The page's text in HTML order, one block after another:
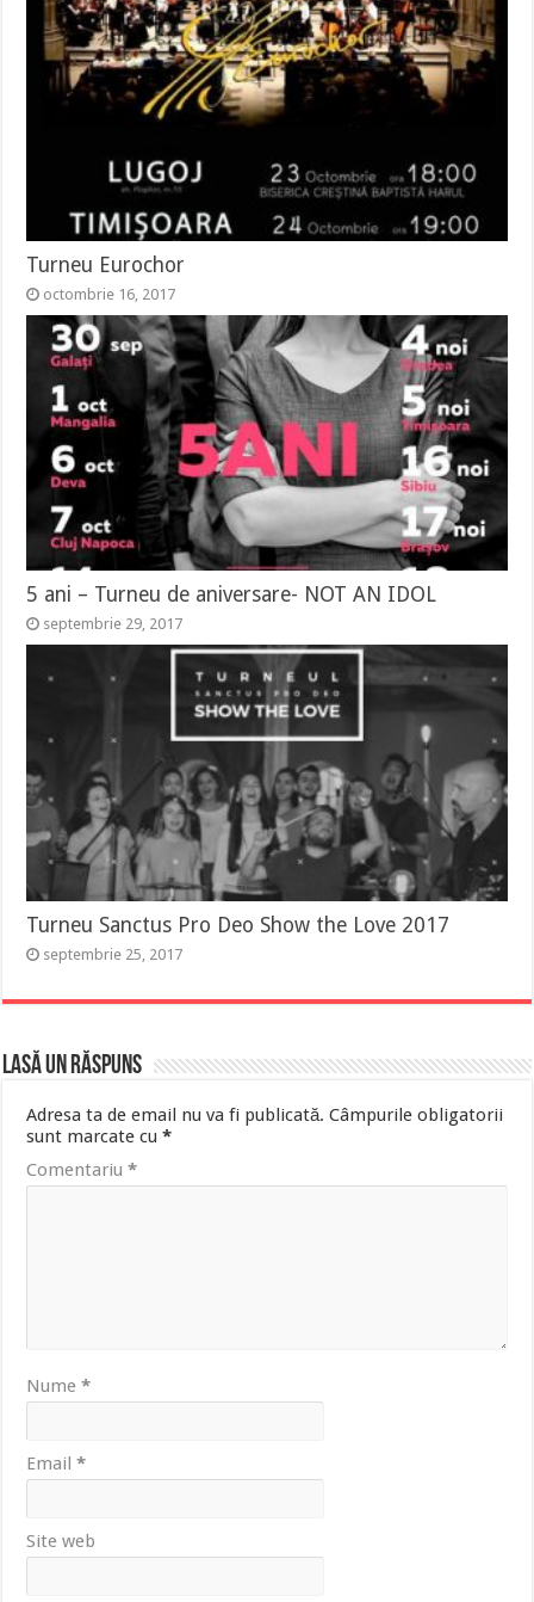
Turneu Eurochor
octombrie 16, 2017
5 ani – Turneu de aniversare- NOT AN IDOL
septembrie 29, 2017
Turneu Sanctus Pro Deo Show the Love 2017
septembrie 25, 2017
Lasă un răspuns
Adresa ta de email nu va fi publicată. Câmpurile obligatorii
sunt marcate cu*
Comentariu*
Nume*
Email*
Site web